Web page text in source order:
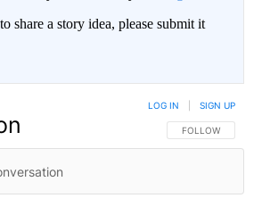
share a story idea, please submit it
FOLLOW THIS
FOLLOW
LOG IN SIGN UP